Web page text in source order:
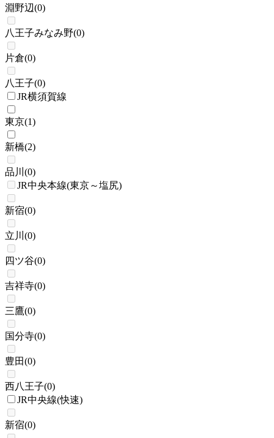
淵野辺(0)
八王子みなみ野(0)
片倉(0)
八王子(0)
JR横須賀線
東京(1)
新橋(2)
品川 (0)
JR中央本線(東京～塩尻)
新宿(0)
立川 (0)
四ツ谷(0)
吉祥寺(0)
三鷹(0)
国分寺(0)
豊田(0)
西八王子(0)
JR中央線(快速)
新宿(0)